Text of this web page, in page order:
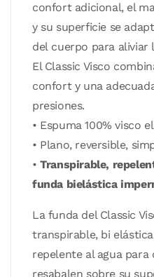
confort adicional, el
y su superficie se
del cuerpo para aliviar
El Classic Visco
confort y una
presiones.
• Espuma 100% visco
• Plano, reversible,
•Transpirable,
funda bielástica
La funda del Classic
transpirable, bi
repelente al agua para
resabalen sobre su